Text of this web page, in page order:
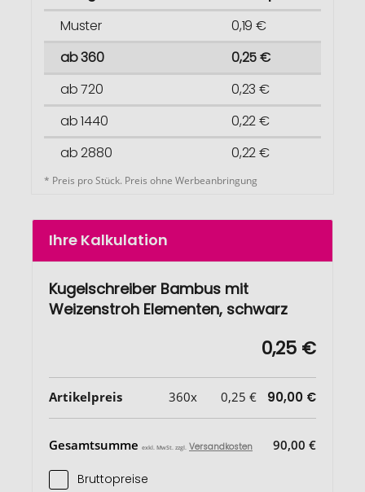
Muster
0,19 €
ab 360
0,25 €
ab 720
0,23 €
ab 1440
0,22 €
ab 2880
0,22 €
* Preis pro Stück. Preis ohne Werbeanbringung
Ihre Kalkulation
Kugelschreiber Bambus mit
Weizenstroh Elementen, schwarz
0,25 €
Artikelpreis 360x 0,25 € 90,00 €
Gesamtsumme exkl. MwSt. zzgl. Versandkosten 90,00 €
Bruttopreise